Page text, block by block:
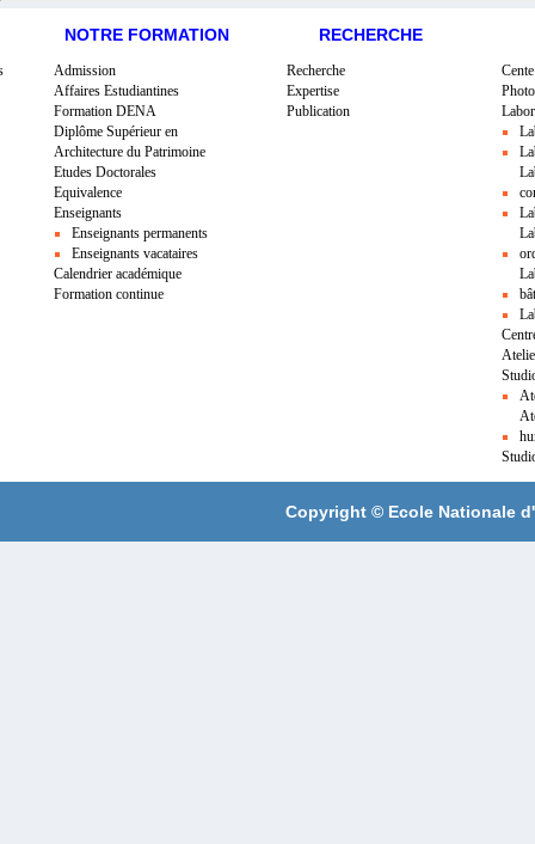
NOTRE FORMATION
Admission
Affaires Estudiantines
Formation DENA
Diplôme Supérieur en
Architecture du Patrimoine
Etudes Doctorales
Equivalence
Enseignants
Enseignants permanents
Enseignants vacataires
Calendrier académique
Formation continue
RECHERCHE
Recherche
Expertise
Publication
Copyright © Ecole Nationale